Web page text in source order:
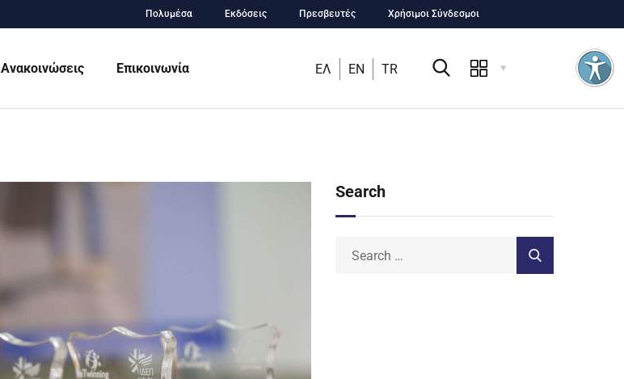
Πολυμέσα Εκδόσεις Πρεσβευτές Χρήσιμοι Σύνδεσμοι
Ανακοινώσεις Επικοινωνία ΕΛ EN TR
Search